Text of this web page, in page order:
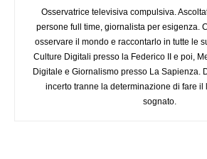
Osservatrice televisiva compulsiva.
persone full time, giornalista per esigenza.
osservare il mondo e raccontarlo in tutte le
Culture Digitali presso la Federico II e poi,
Digitale e Giornalismo presso La Sapienza.
incerto tranne la determinazione di fare il
sognato.